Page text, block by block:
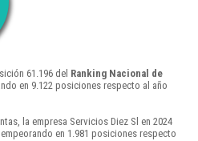
61.196 del Ranking Nacional de
en 9.122 posiciones respecto al año
la empresa Servicios Diez Sl en 2024
en 1.981 posiciones respecto